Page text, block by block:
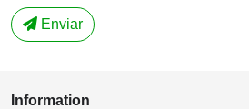
Enviar
Information